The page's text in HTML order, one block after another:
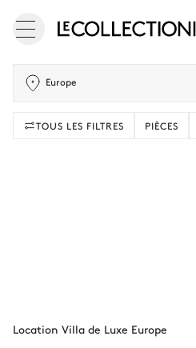
Europe
TOUS LES FILTRES PIÈCES
Location Villa de Luxe Europe